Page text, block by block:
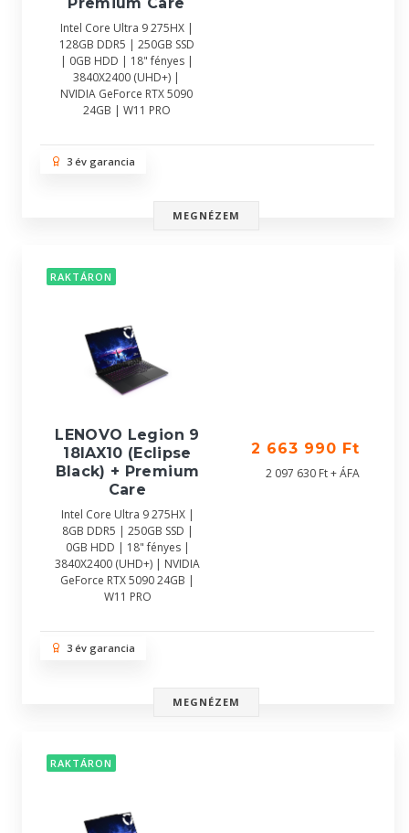
Intel Core Ultra 9 275HX |
128GB DDR5 | 250GB SSD
| 0GB HDD | 18" fényes |
3840X2400 (UHD+) |
NVIDIA GeForce RTX 5090
24GB | W11 PRO
3 év garancia
MEGNÉZEM
RAKTÁRON
LENOVO Legion 9
18IAX10 (Eclipse
Black) + Premium
Care
Intel Core Ultra 9 275HX |
8GB DDR5 | 250GB SSD |
0GB HDD | 18" fényes |
3840X2400 (UHD+) | NVIDIA
GeForce RTX 5090 24GB |
W11 PRO
2 663 990 Ft
2 097 630 Ft + ÁFA
3 év garancia
MEGNÉZEM
RAKTÁRON